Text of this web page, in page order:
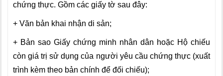
chứng thực. Gồm các giấy tờ sau đây:
+ Văn bản khai nhận di sản;
+ Bản sao Giấy chứng minh nhân dân hoặc Hộ chiếu
còn giá trị sử dụng của người yêu cầu chứng thực (xuất
trình kèm theo bản chính để đối chiếu);